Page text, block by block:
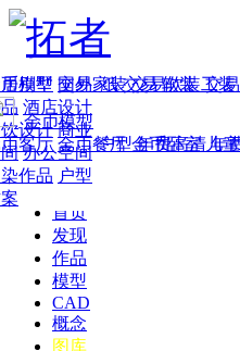
首页
发现
年费 作品 图纸 交易 软装 工装
年费版块
费图纸 年费户型 年费高清 年
作品
别墅 国外
酒店设计
设计 商业
办公空间
作品 户型
模型
模型 交易家装 交易软装 交
金币模型
客厅 金币餐厅 金币卧室 儿
CAD
概念
图库